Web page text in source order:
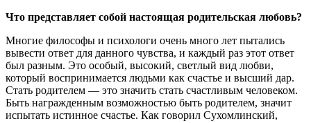
Что представляет собой настоящая родительская любовь?
Многие философы и психологи очень много лет пытались
вывести ответ для данного чувства, и каждый раз этот ответ
был разным. Это особый, высокий, светлый вид любви,
который воспринимается людьми как счастье и высший дар.
Стать родителем — это значить стать счастливым человеком.
Быть награжденным возможностью быть родителем, значит
испытать истинное счастье. Как говорил Сухомлинский,